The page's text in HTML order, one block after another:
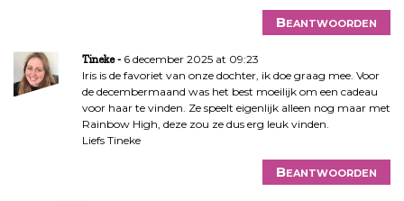
Beantwoorden
Tineke
6 december 2025 at 09:23
Iris is de favoriet van onze dochter, ik doe graag mee. Voor
de decembermaand was het best moeilijk om een cadeau
voor haar te vinden. Ze speelt eigenlijk alleen nog maar met
Rainbow High, deze zou ze dus erg leuk vinden.
Liefs Tineke
Beantwoorden